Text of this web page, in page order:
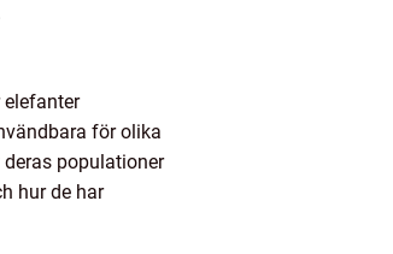
för olika
populationer
hur de har